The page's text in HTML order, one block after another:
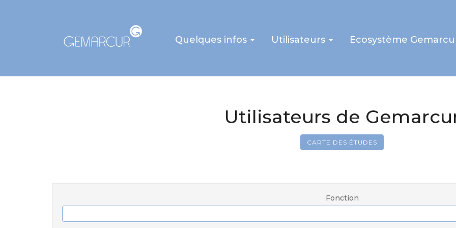
Quelques infos Utilisateurs Ecosystème
Utilisateurs de
CARTE DES ÉTUDES
Fonction